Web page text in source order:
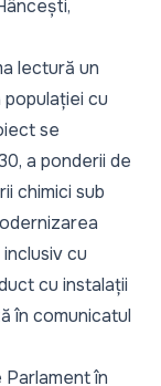
lectură un
cu
se
a ponderii de
chimici sub
cu
cu instalații
în comunicatul
în